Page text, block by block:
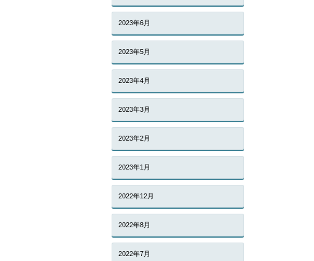
2023年6月
2023年5月
2023年4月
2023年3月
2023年2月
2023年1月
2022年12月
2022年8月
2022年7月